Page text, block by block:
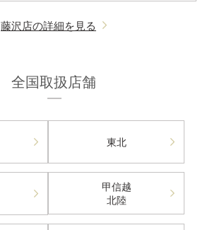
藤沢店の詳細を見る
全国取扱店舗
東北
甲信越
北陸